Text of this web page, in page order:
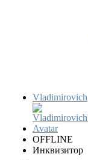
Vladimirovich
OFFLINE
Инквизитор